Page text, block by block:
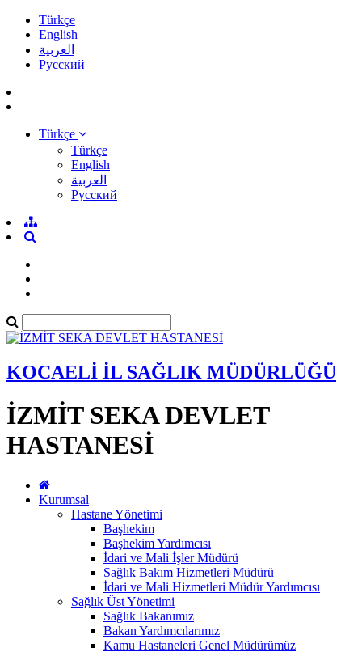
Türkçe
English
العربية
Pусский
Türkçe
Türkçe
English
العربية
Pусский
KOCAELİ İL SAĞLIK MÜDÜRLÜĞÜ
İZMİT SEKA DEVLET
HASTANESİ
Kurumsal
Hastane Yönetimi
Başhekim
Başhekim Yardımcısı
İdari ve Mali İşler Müdürü
Sağlık Bakım Hizmetleri Müdürü
İdari ve Mali Hizmetleri Müdür Yardımcısı
Sağlık Üst Yönetimi
Sağlık Bakanımız
Bakan Yardımcılarımız
Kamu Hastaneleri Genel Müdürümüz